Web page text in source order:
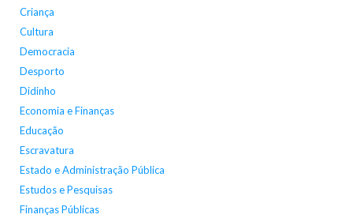
Criança
Cultura
Democracia
Desporto
Didinho
Economia e Finanças
Educação
Escravatura
Estado e Administração Pública
Estudos e Pesquisas
Finanças Públicas